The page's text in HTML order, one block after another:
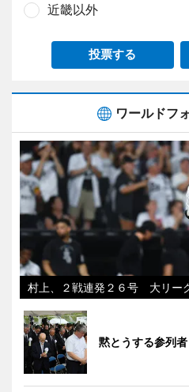
近畿以外
投票する
ワールドフ
村上、２戦連発２６号 大リー
黙とうする参列者